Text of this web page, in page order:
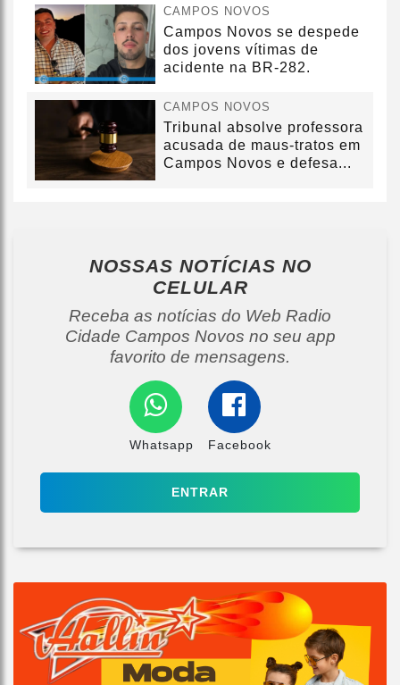
CAMPOS NOVOS
Campos Novos se despede
dos jovens vítimas de
acidente na BR-282.
CAMPOS NOVOS
Tribunal absolve professora
acusada de maus-tratos em
Campos Novos e defesa...
NOSSAS NOTÍCIAS NO
CELULAR
Receba as notícias do Web Radio
Cidade Campos Novos no seu app
favorito de mensagens.
Whatsapp Facebook
ENTRAR